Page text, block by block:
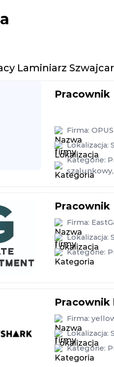
Laminiarz
Pracownik
Firma:
Lokalizacja:
Kategorie:
szalunkowy,
Pracownik
Firma:
Lokalizacja:
Kategorie:
Pracownik
Firma:
Lokalizacja:
Kategorie: